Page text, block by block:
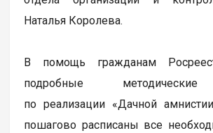
Наталья Королева.
В помощь гражданам
подробные методические
по реализации «Дачной
пошагово расписаны все